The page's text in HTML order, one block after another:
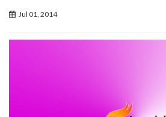
Jul 01, 2014